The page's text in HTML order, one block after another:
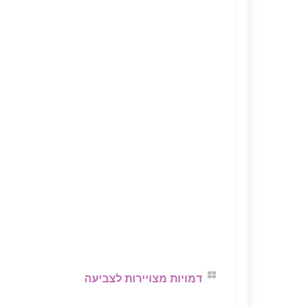
דמויות מצויירות לצביעה